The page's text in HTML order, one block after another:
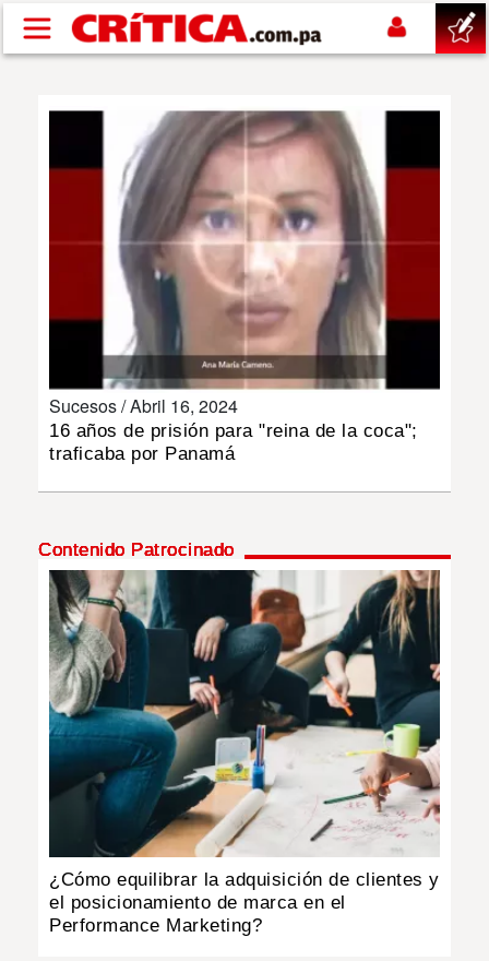
Pasar al contenido principal
DEPORTES
MULTIMEDIA
IMPRESO
Sucesos /Abril 16, 2024
16 años de prisión para "reina de la coca";
traficaba por Panamá
Contenido Patrocinado
¿Cómo equilibrar la adquisición de clientes y
el posicionamiento de marca en el
Performance Marketing?